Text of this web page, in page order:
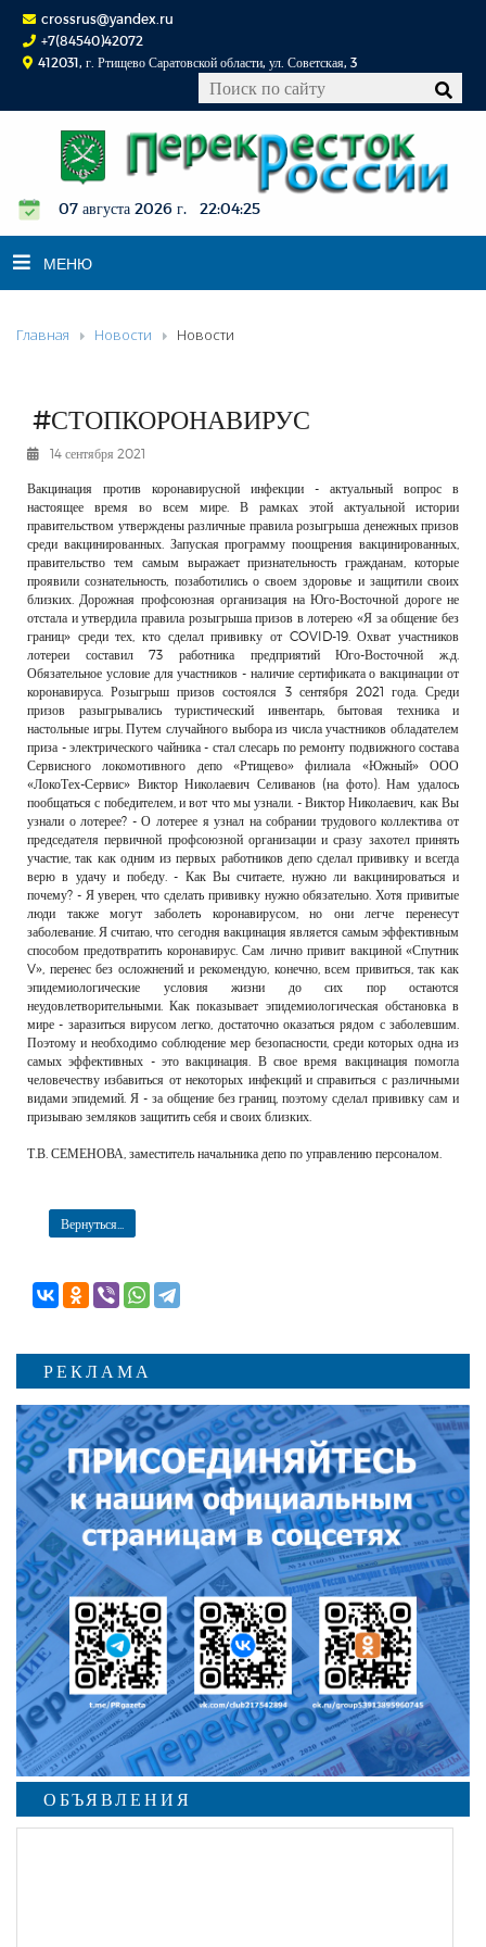
crossrus@yandex.ru
+7(84540)42072
412031, г. Ртищево Саратовской области, ул. Советская, 3
07 августа 2026 г. 22:04:26
МЕНЮ
НОВОСТИ
К СВЕДЕНИЮ
РЕКЛАМОДАТЕЛЯМ
ОБЪЯВЛЕНИЯ
КОНТАКТЫ
Главная Новости Новости
#СТОПКОРОНАВИРУС
14 сентября 2021
Вакцинация против коронавирусной инфекции - актуальный вопрос в
настоящее время во всем мире. В рамках этой актуальной истории
правительством утверждены различные правила розыгрыша денежных призов
среди вакцинированных. Запуская программу поощрения вакцинированных,
правительство тем самым выражает признательность гражданам, которые
проявили сознательность, позаботились о своем здоровье и защитили своих
близких. Дорожная профсоюзная организация на Юго-Восточной дороге не
отстала и утвердила правила розыгрыша призов в лотерею «Я за общение без
границ» среди тех, кто сделал прививку от COVID-19. Охват участников
лотереи составил 73 работника предприятий Юго-Восточной ж.д.
Обязательное условие для участников - наличие сертификата о вакцинации от
коронавируса. Розыгрыш призов состоялся 3 сентября 2021 года. Среди
призов разыгрывались туристический инвентарь, бытовая техника и
настольные игры. Путем случайного выбора из числа участников обладателем
приза - электрического чайника - стал слесарь по ремонту подвижного состава
Сервисного локомотивного депо «Ртищево» филиала «Южный» ООО
«ЛокоТех-Сервис» Виктор Николаевич Селиванов (на фото). Нам удалось
пообщаться с победителем, и вот что мы узнали. - Виктор Николаевич, как Вы
узнали о лотерее? - О лотерее я узнал на собрании трудового коллектива от
председателя первичной профсоюзной организации и сразу захотел принять
участие, так как одним из первых работников депо сделал прививку и всегда
верю в удачу и победу. - Как Вы считаете, нужно ли вакцинироваться и
почему? - Я уверен, что сделать прививку нужно обязательно. Хотя привитые
люди также могут заболеть коронавирусом, но они легче перенесут
заболевание. Я считаю, что сегодня вакцинация является самым эффективным
способом предотвратить коронавирус. Сам лично привит вакциной «Спутник
V», перенес без осложнений и рекомендую, конечно, всем привиться, так как
эпидемиологические условия жизни до сих пор остаются
неудовлетворительными. Как показывает эпидемиологическая обстановка в
мире - заразиться вирусом легко, достаточно оказаться рядом с заболевшим.
Поэтому и необходимо соблюдение мер безопасности, среди которых одна из
самых эффективных - это вакцинация. В свое время вакцинация помогла
человечеству избавиться от некоторых инфекций и справиться с различными
видами эпидемий. Я - за общение без границ, поэтому сделал прививку сам и
призываю земляков защитить себя и своих близких.
Т.В. СЕМЕНОВА, заместитель начальника депо по управлению персоналом.
Вернуться...
РЕКЛАМА
ОБЪЯВЛЕНИЯ